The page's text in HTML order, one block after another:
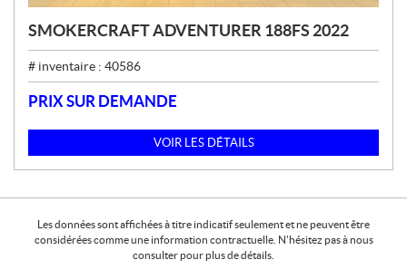
SMOKERCRAFT ADVENTURER 188FS 2022
# inventaire : 40586
PRIX SUR DEMANDE
VOIR LES DÉTAILS
Les données sont affichées à titre indicatif seulement et ne peuvent être
considérées comme une information contractuelle. N'hésitez pas à nous
consulter pour plus de détails.